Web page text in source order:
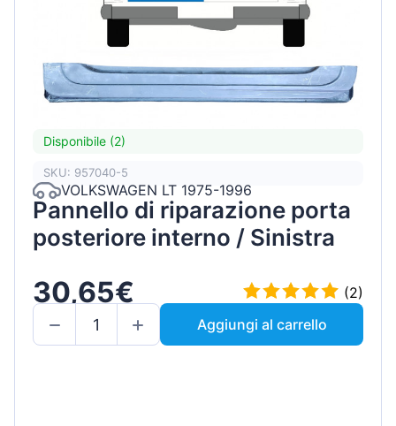
Disponibile (2)
SKU: 957040-5
VOLKSWAGEN LT 1975-1996
Pannello di riparazione porta
posteriore interno / Sinistra
30,65€
(2)
Aggiungi al carrello